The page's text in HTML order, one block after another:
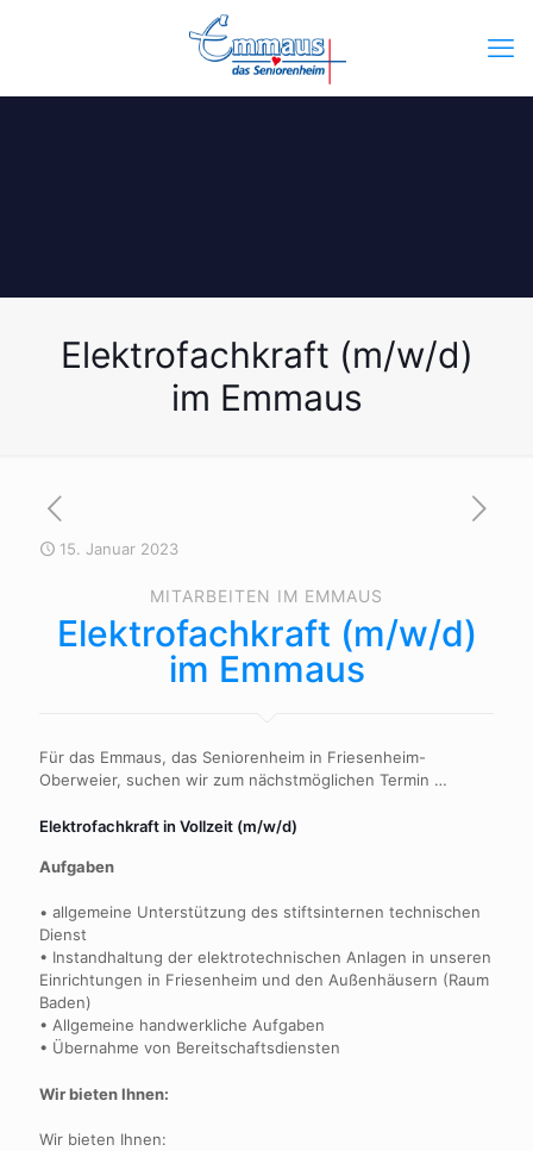
Elektrofachkraft (m/w/d)
im Emmaus
15. Januar 2023
MITARBEITEN IM EMMAUS
Elektrofachkraft (m/w/d)
im Emmaus
Für das Emmaus, das Seniorenheim in Friesenheim-
Oberweier, suchen wir zum nächstmöglichen Termin …
Elektrofachkraft in Vollzeit (m/w/d)
Aufgaben
• allgemeine Unterstützung des stiftsinternen technischen
Dienst
• Instandhaltung der elektrotechnischen Anlagen in unseren
Einrichtungen in Friesenheim und den Außenhäusern (Raum
Baden)
• Allgemeine handwerkliche Aufgaben
• Übernahme von Bereitschaftsdiensten
Wir bieten Ihnen:
Wir bieten Ihnen: